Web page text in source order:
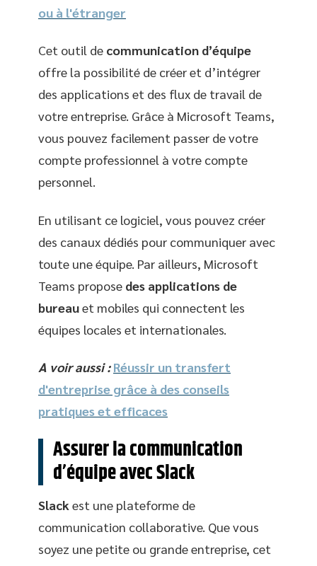
ou à l'étranger
Cet outil de communication d’équipe
offre la possibilité de créer et d’intégrer
des applications et des flux de travail de
votre entreprise. Grâce à Microsoft Teams,
vous pouvez facilement passer de votre
compte professionnel à votre compte
personnel.
En utilisant ce logiciel, vous pouvez créer
des canaux dédiés pour communiquer avec
toute une équipe. Par ailleurs, Microsoft
Teams propose des applications de
bureauet mobiles qui connectent les
équipes locales et internationales.
A voir aussi : Réussir un transfert
d'entreprise grâce à des conseils
pratiques et efficaces
Assurer la communication
d’équipe avec Slack
Slack est une plateforme de
communication collaborative. Que vous
soyez une petite ou grande entreprise, cet